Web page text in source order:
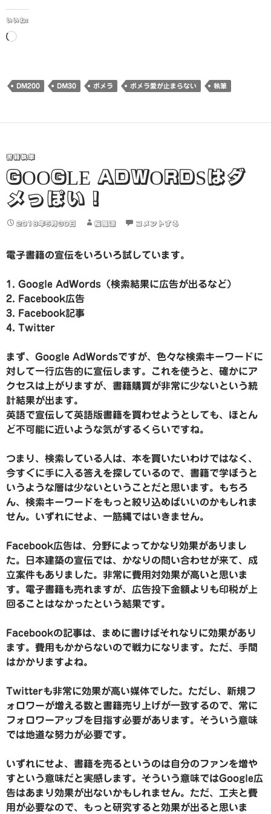
いいね:
読
み
DM200 DM30 ポメラ ポメラ愛が止まらない 執筆
書籍執筆
GOOGLE ADWORDSはダ
メっぽい！
2018年5月30日 桜風涼 コメントする
電子書籍の宣伝をいろいろ試しています。
Google AdWords（検索結果に広告が出るなど）
Facebook広告
Facebook記事
Twitter
まず、Google AdWordsですが、色々な検索キーワードに
対して一行広告的に宣伝します。これを使うと、確かにア
クセスは上がりますが、書籍購買が非常に少ないという統
計結果が出ます。
英語で宣伝して英語版書籍を買わせようとしても、ほとん
ど不可能に近いような気がするくらいですね。
つまり、検索している人は、本を買いたいわけではなく、
今すぐに手に入る答えを探しているので、書籍で学ぼうと
いうような層は少ないということだと思います。もちろ
ん、検索キーワードをもっと絞り込めばいいのかもしれま
せん。いずれにせよ、一筋縄ではいきません。
Facebook広告は、分野によってかなり効果がありまし
た。日本建築の宣伝では、かなりの問い合わせが来て、成
立案件もありました。非常に費用対効果が高いと思いま
す。電子書籍も売れますが、広告投下金額よりも印税が上
回ることはなかったという結果です。
Facebookの記事は、まめに書けばそれなりに効果があり
ます。費用もかからないので戦力になります。ただ、手間
はかかりますよね。
Twitterも非常に効果が高い媒体でした。ただし、新規フ
ォロワーが増える数と書籍売り上げが一致するので、常に
フォロワーアップを目指す必要があります。そういう意味
では地道な努力が必要です。
いずれにせよ、書籍を売るというのは自分のファンを増や
すという意味だと実感します。そういう意味ではGoogle広
告はあまり効果が出ないかもしれません。ただ、工夫と費
用が必要なので、もっと研究すると効果が出ると思いま